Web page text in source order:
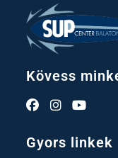
Kövess
in
a
a
in
a
Gyors linkek